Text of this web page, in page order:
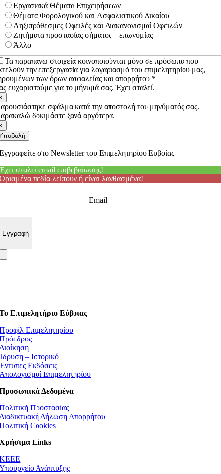
Εργασιακά Θέματα Επιχειρήσεων
Θέματα Φορολογικού και Ασφαλιστικού Δικαίου
Ληξιπρόθεσμες Οφειλές και Διακανονισμοί Οφειλών
Ζητήματα προστασίας σήματος – επωνυμίας
Άλλο
Τα παραπάνω στοιχεία κοινοποιούνται μόνο σε πρόσωπα που
την επεξεργασία για λογαριασμό του επιμελητηρίου μας,
των όρων ασφαλείας και απορρήτου *
ευχαριστούμε για το μήνυμά σας. Έχει σταλεί.
σφάλμα κατά την αποστολή του μηνύματός σας.
δοκιμάστε ξανά αργότερα.
Εγγραφείτε στο Newsletter του Επιμελητηρίου Ευβοίας
Έχει σταλεί email επιβεβαίωσης!
Ορισμένα πεδία λείπουν ή είναι λανθασμένα!
Email
Το Επιμελητήριο Εύβοιας
Προφίλ Επιμελητηρίου
Πρόεδρος
Διοίκηση
Ίδρυση – Ιστορικό
Έντυπες Εκδόσεις
Απολογισμοί Επιμελητηρίου
Προσωπικά Δεδομένα
Πολιτική Προστασίας
Διαδικτυακή Δήλωση Απορρήτου
Πολιτική Cookies
Χρήσιμα Links
ΚEEE
Υπουργείο Ανάπτυξης